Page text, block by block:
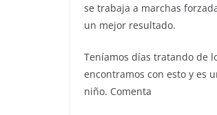
se trabaja a marchas
un mejor resultado.
Teníamos días tratando de
encontramos con esto y es
niño. Comenta